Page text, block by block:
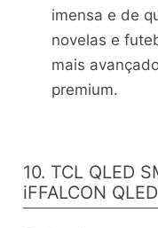
imensa e de
novelas e
mais
premium.
10. TCL QLED
iFFALCON